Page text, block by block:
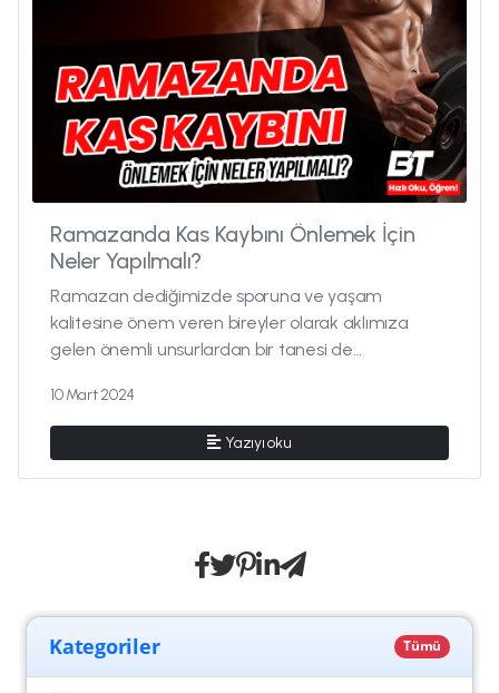
Kategoriler Tümü
Ramazanda Kas Kaybını Önlemek İçin
Neler Yapılmalı?
Ramazan dediğimizde sporuna ve yaşam
kalitesine önem veren bireyler olarak aklımıza
gelen önemli unsurlardan bir tanesi de
et...
10 Mart 2024
Yazıyı oku